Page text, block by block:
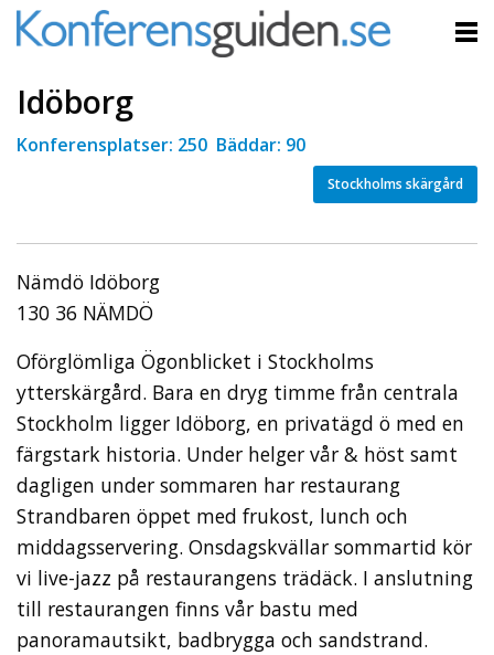
Idöborg
Konferensplatser: 250 Bäddar: 90
Stockholms skärgård
Nämdö Idöborg
130 36 NÄMDÖ
Oförglömliga Ögonblicket i Stockholms
ytterskärgård. Bara en dryg timme från centrala
Stockholm ligger Idöborg, en privatägd ö med en
färgstark historia. Under helger vår & höst samt
dagligen under sommaren har restaurang
Strandbaren öppet med frukost, lunch och
middagsservering. Onsdagskvällar sommartid kör
vi live-jazz på restaurangens trädäck. I anslutning
till restaurangen finns vår bastu med
panoramautsikt, badbrygga och sandstrand.